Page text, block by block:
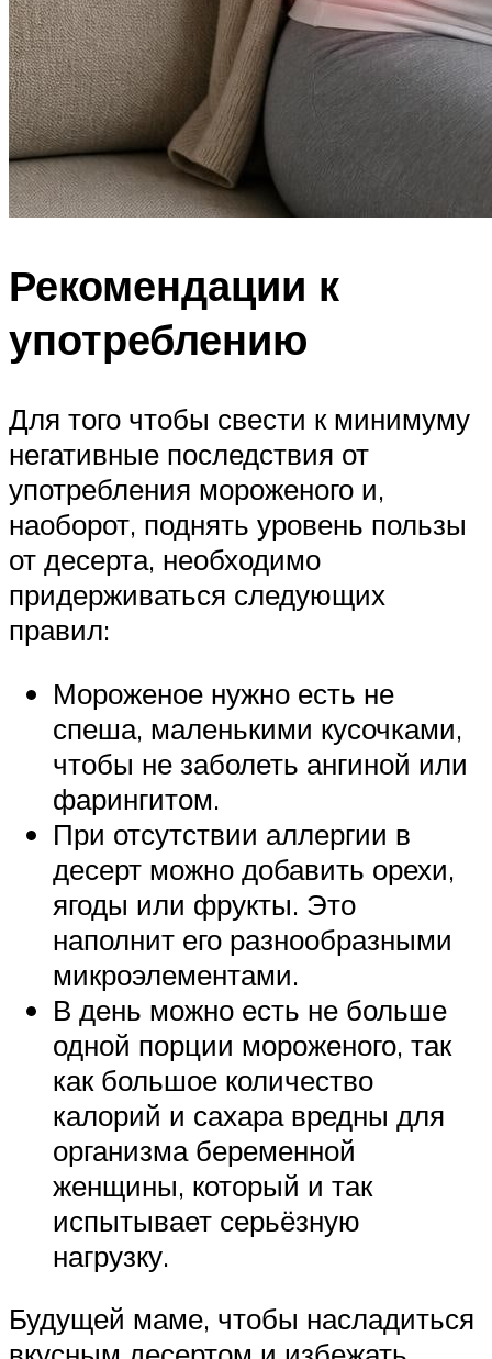
Рекомендации к
употреблению
Для того чтобы свести к минимуму
негативные последствия от
употребления мороженого и,
наоборот, поднять уровень пользы
от десерта, необходимо
придерживаться следующих
правил:
Мороженое нужно есть не
спеша, маленькими кусочками,
чтобы не заболеть ангиной или
фарингитом.
При отсутствии аллергии в
десерт можно добавить орехи,
ягоды или фрукты. Это
наполнит его разнообразными
микроэлементами.
В день можно есть не больше
одной порции мороженого, так
как большое количество
калорий и сахара вредны для
организма беременной
женщины, который и так
испытывает серьёзную
нагрузку.
Будущей маме, чтобы насладиться